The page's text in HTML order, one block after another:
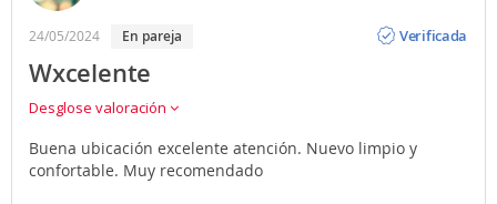
24/05/2024 en pareja
Verificada
Wxcelente
Desglose valoración
Buena ubicación excelente atención. Nuevo limpio y
confortable. Muy recomendado